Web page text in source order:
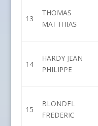
13
THOMAS
MATTHIAS
14
HARDY JEAN
PHILIPPE
15
BLONDEL
FREDERIC